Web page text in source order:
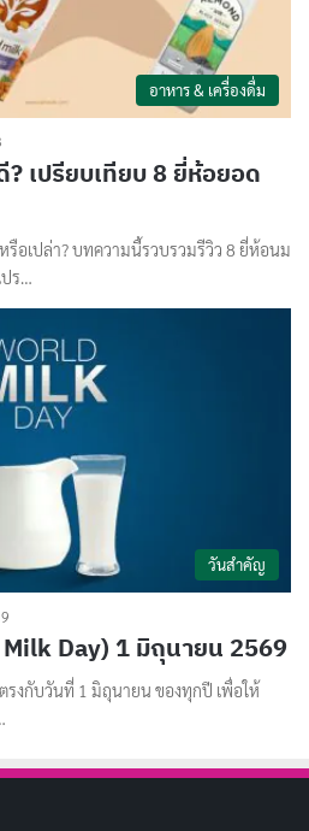
อาหาร & เครื่องดื่ม
เปรียบเทียบ 8 ยี่ห้อยอด
อเปล่า? บทความนี้รวบรวมรีวิว 8 ยี่ห้อนม
ร…
วันสำคัญ
Day) 1 มิถุนายน 2569
รงกับวันที่ 1 มิถุนายน ของทุกปี เพื่อให้